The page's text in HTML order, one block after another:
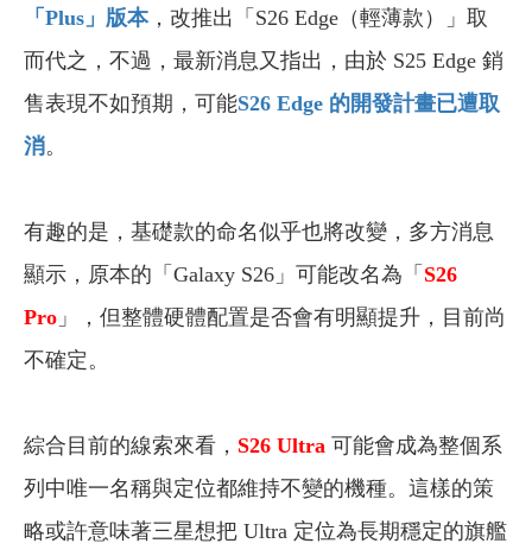
「Plus」版本，改推出「S26 Edge（輕薄款）」取
而代之，不過，最新消息又指出，由於 S25 Edge 銷
售表現不如預期，可能S26 Edge 的開發計畫已遭取
消。
有趣的是，基礎款的命名似乎也將改變，多方消息
顯示，原本的「Galaxy S26」可能改名為「 S26
Pro 」，但整體硬體配置是否會有明顯提升，目前尚
不確定。
綜合目前的線索來看， S26 Ultra 可能會成為整個系
列中唯一名稱與定位都維持不變的機種。這樣的策
略或許意味著三星想把 Ultra 定位為長期穩定的旗艦